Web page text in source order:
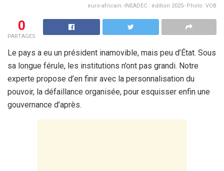
euro-africain.-INEADEC : édition 2025- Photo: VOB
0
PARTAGES
Le pays a eu un président inamovible, mais peu d’État. Sous
sa longue férule, les institutions n’ont pas grandi. Notre
experte propose d’en finir avec la personnalisation du
pouvoir, la défaillance organisée, pour esquisser enfin une
gouvernance d’après.